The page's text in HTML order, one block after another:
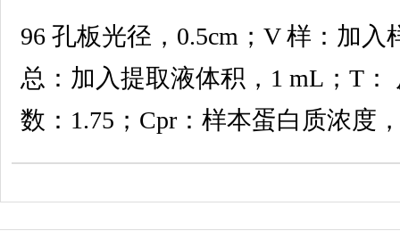
96 孔板光径，0.5cm；V 样：加入
总：加入提取液体积，1 mL；T
数：1.75；Cpr：样本蛋白质浓度